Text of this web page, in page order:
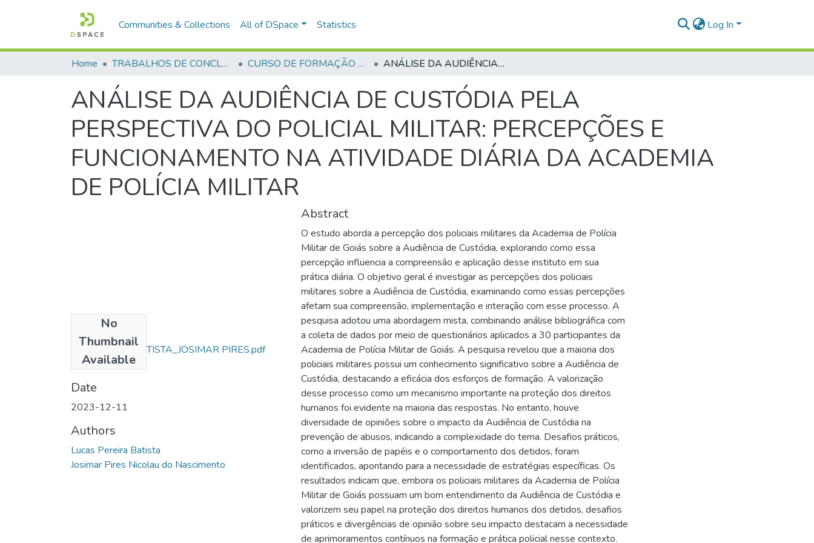
Communities & Collections All of DSpace Statistics Log In
Home TRABALHOS DE CONCLUSÃO DE CURSO - CFP (CURSO DE FORMAÇÃO DE PRAÇAS) CURSO DE FORMAÇÃO DE PRAÇAS - CFP - 2023 ANÁLISE DA AUDIÊNCIA DE CUSTÓDIA PELA PERSPECTIVA DO POLICIAL MILITAR: PERCEPÇÕES E FUNCIONAMENTO NA ATIVIDADE DIÁRIA DA ACADEMIA DE POLÍCIA MILITAR
ANÁLISE DA AUDIÊNCIA DE CUSTÓDIA PELA
PERSPECTIVA DO POLICIAL MILITAR: PERCEPÇÕES E
FUNCIONAMENTO NA ATIVIDADE DIÁRIA DA ACADEMIA
DE POLÍCIA MILITAR
No
Thumbnail
Available
TCC_AL SD L. BATISTA_JOSIMAR PIRES.pdf
(581.26 KB)
Date
2023-12-11
Authors
Lucas Pereira Batista
Josimar Pires Nicolau do Nascimento
Abstract
O estudo aborda a percepção dos policiais militares da Academia de Polícia
Militar de Goiás sobre a Audiência de Custódia, explorando como essa
percepção influencia a compreensão e aplicação desse instituto em sua
prática diária. O objetivo geral é investigar as percepções dos policiais
militares sobre a Audiência de Custódia, examinando como essas percepções
afetam sua compreensão, implementação e interação com esse processo. A
pesquisa adotou uma abordagem mista, combinando análise bibliográfica com
a coleta de dados por meio de questionários aplicados a 30 participantes da
Academia de Polícia Militar de Goiás. A pesquisa revelou que a maioria dos
policiais militares possui um conhecimento significativo sobre a Audiência de
Custódia, destacando a eficácia dos esforços de formação. A valorização
desse processo como um mecanismo importante na proteção dos direitos
humanos foi evidente na maioria das respostas. No entanto, houve
diversidade de opiniões sobre o impacto da Audiência de Custódia na
prevenção de abusos, indicando a complexidade do tema. Desafios práticos,
como a inversão de papéis e o comportamento dos detidos, foram
identificados, apontando para a necessidade de estratégias específicas. Os
resultados indicam que, embora os policiais militares da Academia de Polícia
Militar de Goiás possuam um bom entendimento da Audiência de Custódia e
valorizem seu papel na proteção dos direitos humanos dos detidos, desafios
práticos e divergências de opinião sobre seu impacto destacam a necessidade
de aprimoramentos contínuos na formação e prática policial nesse contexto.